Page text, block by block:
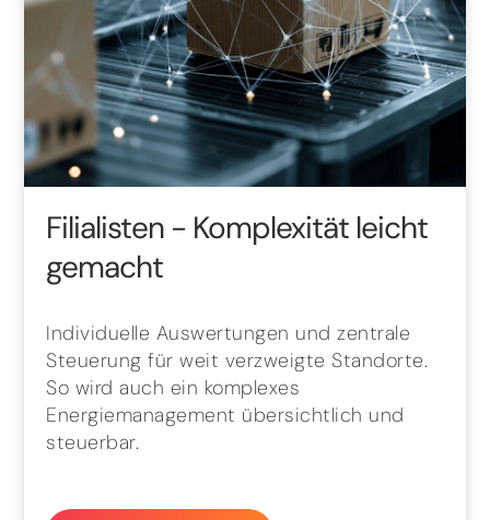
Filialisten - Komplexität leicht
gemacht
Individuelle Auswertungen und zentrale
Steuerung für weit verzweigte Standorte.
So wird auch ein komplexes
Energiemanagement übersichtlich und
steuerbar.